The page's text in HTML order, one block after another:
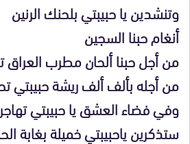
وتنشدين يا حبيبتي بلحنك الرنين
أنغام حبنا السجين
من أجل حبنا ألحان مطرب
من أجله بألف ألف ريشة حبيبتي
وفي فضاء العشق يا حبيبتي
ستذكرين ياحبيبتي خميلة بغابة